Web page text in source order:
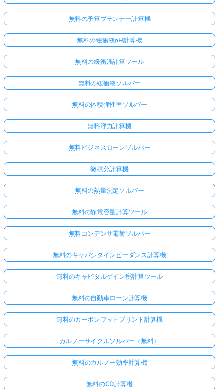
無料の予算プランナー計算機
無料の緩衝液pH計算機
無料の緩衝液計算ツール
無料の緩衝液ソルバー
無料の体積弾性率ソルバー
無料浮力計算機
無料ビジネスローンソルバー
微積分計算機
無料の熱量測定ソルバー
無料の静電容量計算ツール
無料コンデンサ電荷ソルバー
無料のキャパシタインピーダンス計算機
無料のキャピタルゲイン税計算ツール
無料の自動車ローン計算機
無料のカーボンフットプリント計算機
カルノーサイクルソルバー（無料）
無料のカルノー効率計算機
無料のCD計算機